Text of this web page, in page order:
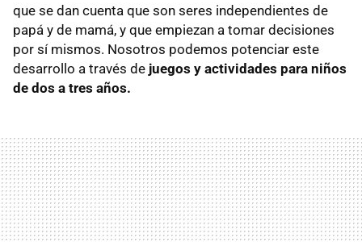
que se dan cuenta que son seres independientes de
papá y de mamá, y que empiezan a tomar decisiones
por sí mismos. Nosotros podemos potenciar este
desarrollo a través de juegos y actividades para niños
de dos a tres años.